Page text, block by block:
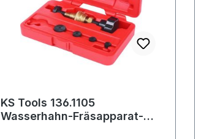
KS Tools 136.1105
Wasserhahn-Fräsapparat-